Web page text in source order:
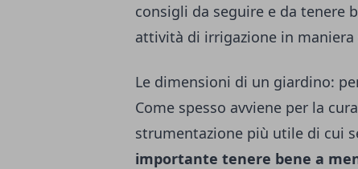
consigli da seguire e da tenere
attività di irrigazione in
Le dimensioni di un giardino:
Come spesso avviene per la
strumentazione più utile di cui
importante tenere bene a